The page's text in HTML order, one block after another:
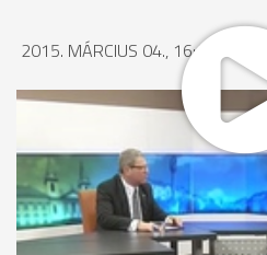
2015. MÁRCIUS 04., 16:40
MEGOSZTÁS